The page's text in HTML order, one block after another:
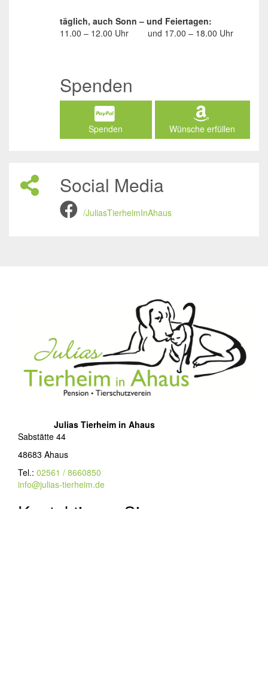
täglich, auch Sonn – und Feiertagen:
11.00 – 12.00 Uhr
und 17.00 – 18.00 Uhr
Spenden
Spenden Wünsche erfüllen
Social Media
/JuliasTierheimInAhaus
Julias Tierheim in Ahaus
Sabstätte 44
48683 Ahaus
Tel.: 02561 / 8660850
info@julias-tierheim.de
Kontaktieren Sie uns